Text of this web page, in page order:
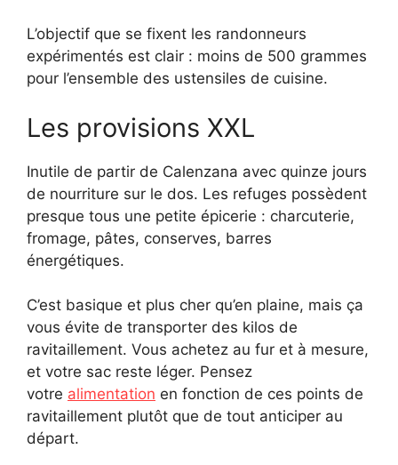
L’objectif que se fixent les randonneurs
expérimentés est clair : moins de 500 grammes
pour l’ensemble des ustensiles de cuisine.
Les provisions XXL
Inutile de partir de Calenzana avec quinze jours
de nourriture sur le dos. Les refuges possèdent
presque tous une petite épicerie : charcuterie,
fromage, pâtes, conserves, barres
énergétiques.
C’est basique et plus cher qu’en plaine, mais ça
vous évite de transporter des kilos de
ravitaillement. Vous achetez au fur et à mesure,
et votre sac reste léger. Pensez
votre alimentation en fonction de ces points de
ravitaillement plutôt que de tout anticiper au
départ.